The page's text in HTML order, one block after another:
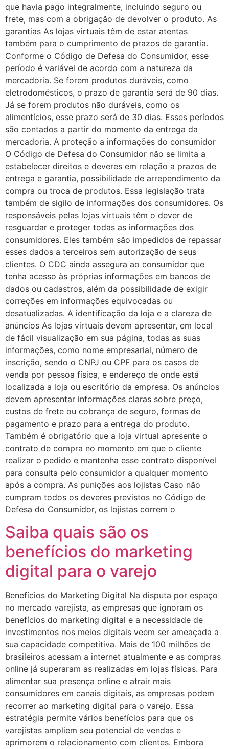
que havia pago integralmente, incluindo seguro ou
frete, mas com a obrigação de devolver o produto. As
garantias As lojas virtuais têm de estar atentas
também para o cumprimento de prazos de garantia.
Conforme o Código de Defesa do Consumidor, esse
período é variável de acordo com a natureza da
mercadoria. Se forem produtos duráveis, como
eletrodomésticos, o prazo de garantia será de 90 dias.
Já se forem produtos não duráveis, como os
alimentícios, esse prazo será de 30 dias. Esses períodos
são contados a partir do momento da entrega da
mercadoria. A proteção a informações do consumidor
O Código de Defesa do Consumidor não se limita a
estabelecer direitos e deveres em relação a prazos de
entrega e garantia, possibilidade de arrependimento da
compra ou troca de produtos. Essa legislação trata
também de sigilo de informações dos consumidores. Os
responsáveis pelas lojas virtuais têm o dever de
resguardar e proteger todas as informações dos
consumidores. Eles também são impedidos de repassar
esses dados a terceiros sem autorização de seus
clientes. O CDC ainda assegura ao consumidor que
tenha acesso às próprias informações em bancos de
dados ou cadastros, além da possibilidade de exigir
correções em informações equivocadas ou
desatualizadas. A identificação da loja e a clareza de
anúncios As lojas virtuais devem apresentar, em local
de fácil visualização em sua página, todas as suas
informações, como nome empresarial, número de
inscrição, sendo o CNPJ ou CPF para os casos de
venda por pessoa física, e endereço de onde está
localizada a loja ou escritório da empresa. Os anúncios
devem apresentar informações claras sobre preço,
custos de frete ou cobrança de seguro, formas de
pagamento e prazo para a entrega do produto.
Também é obrigatório que a loja virtual apresente o
contrato de compra no momento em que o cliente
realizar o pedido e mantenha esse contrato disponível
para consulta pelo consumidor a qualquer momento
após a compra. As punições aos lojistas Caso não
cumpram todos os deveres previstos no Código de
Defesa do Consumidor, os lojistas correm o
Saiba quais são os
benefícios do marketing
digital para o varejo
Benefícios do Marketing Digital Na disputa por espaço
no mercado varejista, as empresas que ignoram os
benefícios do marketing digital e a necessidade de
investimentos nos meios digitais veem ser ameaçada a
sua capacidade competitiva. Mais de 100 milhões de
brasileiros acessam a internet atualmente e as compras
online já superaram as realizadas em lojas físicas. Para
alimentar sua presença online e atrair mais
consumidores em canais digitais, as empresas podem
recorrer ao marketing digital para o varejo. Essa
estratégia permite vários benefícios para que os
varejistas ampliem seu potencial de vendas e
aprimorem o relacionamento com clientes. Embora